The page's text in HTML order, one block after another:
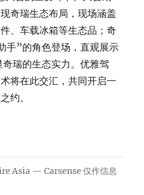
奇瑞生态布局，现场涵盖
、车载冰箱等生态品；奇
手”的角色登场，直观展示
瑞的生态实力。优雅驾
将在此交汇，共同开启一
约。
Asia — Carsense 仅作信息